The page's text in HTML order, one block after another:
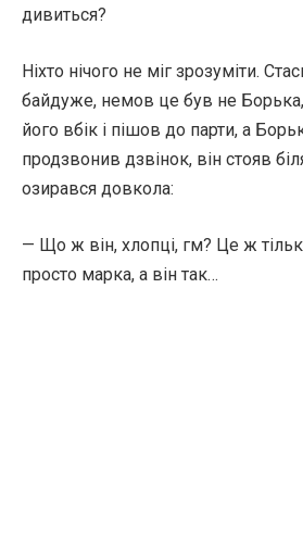
дивиться?
Ніхто нічого не міг зрозуміти.
байдуже, немов це був не Борька,
його вбік і пішов до парти, а
продзвонив дзвінок, він стояв
озирався довкола:
— Що ж він, хлопці, гм? Це ж
просто марка, а він так…